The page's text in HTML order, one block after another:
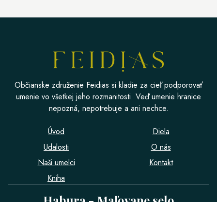
Občianske združenie Feidias si kladie za cieľ podporovať
umenie vo všetkej jeho rozmanitosti. Veď umenie hranice
nepozná, nepotrebuje a ani nechce.
Úvod
Udalosti
Naši umelci
Kniha
Diela
O nás
Kontakt